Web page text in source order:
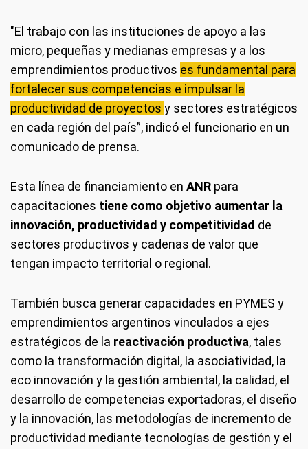
"El trabajo con las instituciones de apoyo a las
micro, pequeñas y medianas empresas y a los
emprendimientos productivos es fundamental para
fortalecer sus competencias e impulsar la
productividad de proyectos y sectores estratégicos
en cada región del país”, indicó el funcionario en un
comunicado de prensa.
Esta línea de financiamiento en ANR para
capacitaciones tiene como objetivo aumentar la
innovación, productividad y competitividad de
sectores productivos y cadenas de valor que
tengan impacto territorial o regional.
También busca generar capacidades en PYMES y
emprendimientos argentinos vinculados a ejes
estratégicos de la reactivación productiva, tales
como la transformación digital, la asociatividad, la
eco innovación y la gestión ambiental, la calidad, el
desarrollo de competencias exportadoras, el diseño
y la innovación, las metodologías de incremento de
productividad mediante tecnologías de gestión y el